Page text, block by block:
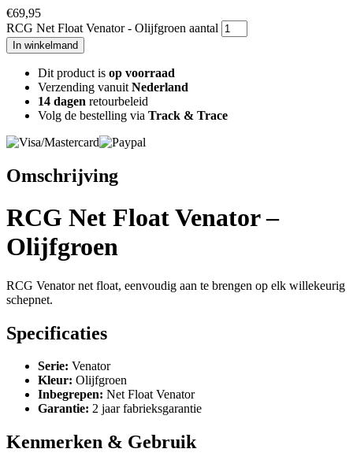
€69,95
RCG Net Float Venator - Olijfgroen aantal
In winkelmand
Dit product is op voorraad
Verzending vanuit Nederland
14 dagen retourbeleid
Volg de bestelling via Track & Trace
Omschrijving
RCG Net Float Venator –
Olijfgroen
RCG Venator net float, eenvoudig aan te brengen op elk willekeurig
schepnet.
Specificaties
Serie: Venator
Kleur: Olijfgroen
Inbegrepen: Net Float Venator
Garantie: 2 jaar fabrieksgarantie
Kenmerken & Gebruik